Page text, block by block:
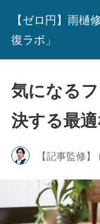
【ゼロ円】雨樋
復ラボ」
気になる
決する最適
【記事監修